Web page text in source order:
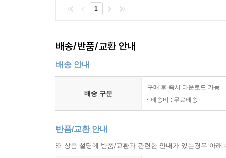
1
배송/반품/교환 안내
배송 안내
배송 구분
구매 후 즉시 다운로드 가능
배송비 : 무료배송
반품/교환 안내
※ 상품 설명에 반품/교환과 관련한 안내가 있는경우 아